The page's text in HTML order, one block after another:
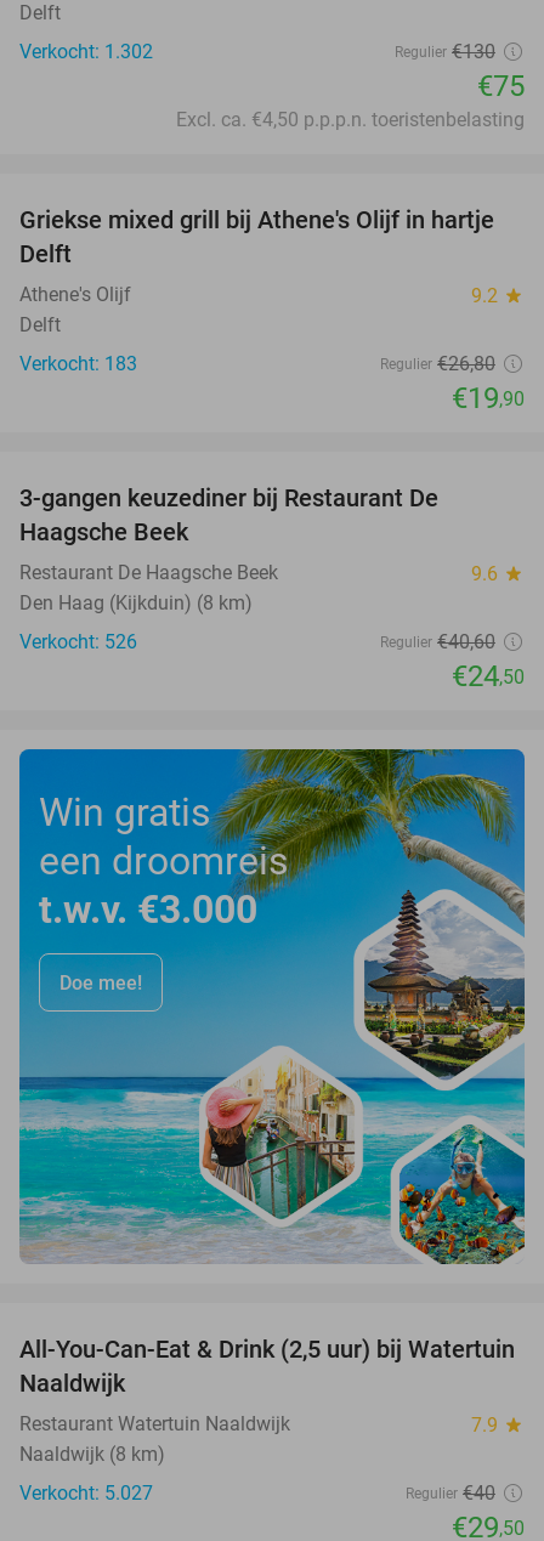
Delft
Verkocht: 1.302
Regulier €130
€75
Excl. ca. €4,50 p.p.p.n. toeristenbelasting
26%
Griekse mixed grill bij Athene's Olijf in hartje
Delft
Athene's Olijf 9.2 star
Delft
Verkocht: 183
Regulier €26,80
€19,90
3-gangen keuzediner bij Restaurant De
Haagsche Beek
Restaurant De Haagsche Beek 9.6 star
Den Haag (Kijkduin) (8 km)
Verkocht: 526
Regulier €40,60
€24,50
Win gratis
een droomreis
t.w.v. €3.000
Doe mee!
26%
All-You-Can-Eat & Drink (2,5 uur) bij Watertuin
Naaldwijk
Restaurant Watertuin Naaldwijk 7.9 star
Naaldwijk (8 km)
Verkocht: 5.027
Regulier €40
€29,50